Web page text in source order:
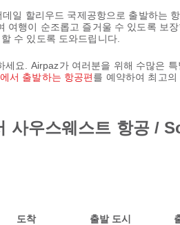
일 할리우드 국제공항으로 출발하는
행이 순조롭고 즐거울 수 있도록 보
수 있도록 도와드립니다.
요. Airpaz가 여러분을 위해 수많은
서 출발하는 항공편를 예약하여 최고
사우스웨스트 항공 /
도착 출발 도시